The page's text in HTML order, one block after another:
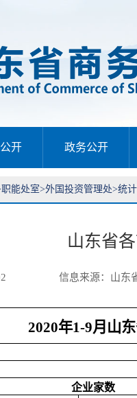
开 政务公开
职能处室>外国投资管理处>统
山东省
信息来源： 山东
2020年1-9月山
企业家数